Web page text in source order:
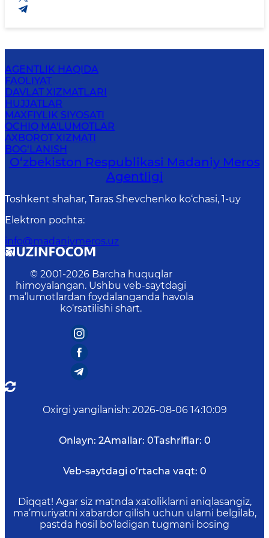
AGENTLIK HAQIDA
FAOLIYAT
DAVLAT XIZMATLARI
HUJJATLAR
MAXFIYLIK SIYOSATI
OCHIQ MA'LUMOTLAR
AXBOROT XIZMATI
BOG‘LANISH
O‘zbekiston Respublikasi Madaniy Meros
Agentligi
Toshkent shahar, Taras Shevchenko ko‘chasi, 1-uy
Elektron pochta:
info@madaniymeros.uz
© 2001-2026 Barcha huquqlar
himoyalangan. Ushbu veb-saytdagi
ma’lumotlardan foydalanganda havola
ko‘rsatilishi shart.
Oxirgi yangilanish: 2026-08-06 14:10:09
Onlayn: 2Amallar: 0Tashriflar: 0
Veb-saytdagi o‘rtacha vaqt: 0
Diqqat! Agar siz matnda xatoliklarni aniqlasangiz,
ma’muriyatni xabardor qilish uchun ularni belgilab,
pastda hosil bo‘ladigan tugmani bosing